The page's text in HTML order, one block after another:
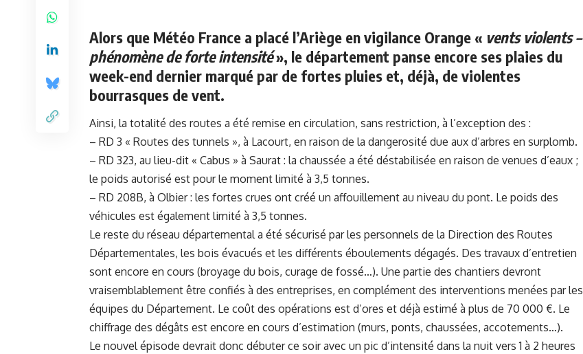
Alors que Météo France a placé l’Ariège en vigilance Orange « vents violents –
phénomène de forte intensité», le département panse encore ses plaies du
week-end dernier marqué par de fortes pluies et, déjà, de violentes
bourrasques de vent.
Ainsi, la totalité des routes a été remise en circulation, sans restriction, à l’exception des :
– RD 3 « Routes des tunnels », à Lacourt, en raison de la dangerosité due aux d’arbres en surplomb.
– RD 323, au lieu-dit « Cabus » à Saurat : la chaussée a été déstabilisée en raison de venues d’eaux ;
le poids autorisé est pour le moment limité à 3,5 tonnes.
– RD 208B, à Olbier : les fortes crues ont créé un affouillement au niveau du pont. Le poids des
véhicules est également limité à 3,5 tonnes.
Le reste du réseau départemental a été sécurisé par les personnels de la Direction des Routes
Départementales, les bois évacués et les différents éboulements dégagés. Des travaux d’entretien
sont encore en cours (broyage du bois, curage de fossé…). Une partie des chantiers devront
vraisemblablement être confiés à des entreprises, en complément des interventions menées par les
équipes du Département. Le coût des opérations est d’ores et déjà estimé à plus de 70 000 €. Le
chiffrage des dégâts est encore en cours d’estimation (murs, ponts, chaussées, accotements…).
Le nouvel épisode devrait donc débuter ce soir avec un pic d’intensité dans la nuit vers 1 à 2 heures